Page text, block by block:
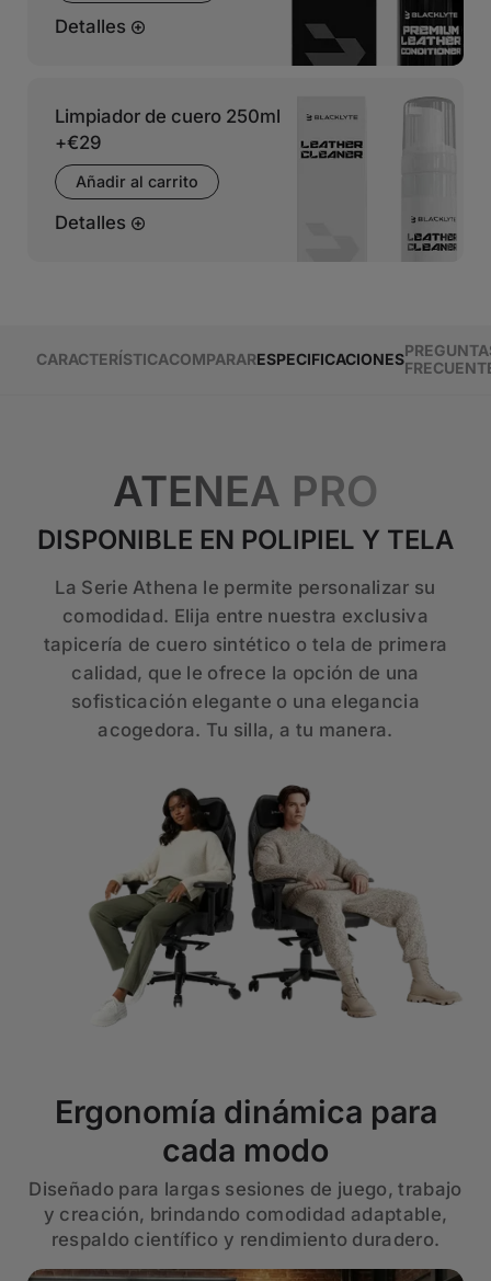
Detalles
Limpiador de cuero 250ml
+€29
Añadir al carrito
Detalles
CARACTERÍSTICACOMPARARESPECIFICACIONES
ATENEA PRO
DISPONIBLE EN POLIPIEL Y TELA
La Serie Athena le permite personalizar su
comodidad. Elija entre nuestra exclusiva
tapicería de cuero sintético o tela de primera
calidad, que le ofrece la opción de una
sofisticación elegante o una elegancia
acogedora. Tu silla, a tu manera.
Ergonomía dinámica para
cada modo
Diseñado para largas sesiones de juego, trabajo
y creación, brindando comodidad adaptable,
respaldo científico y rendimiento duradero.